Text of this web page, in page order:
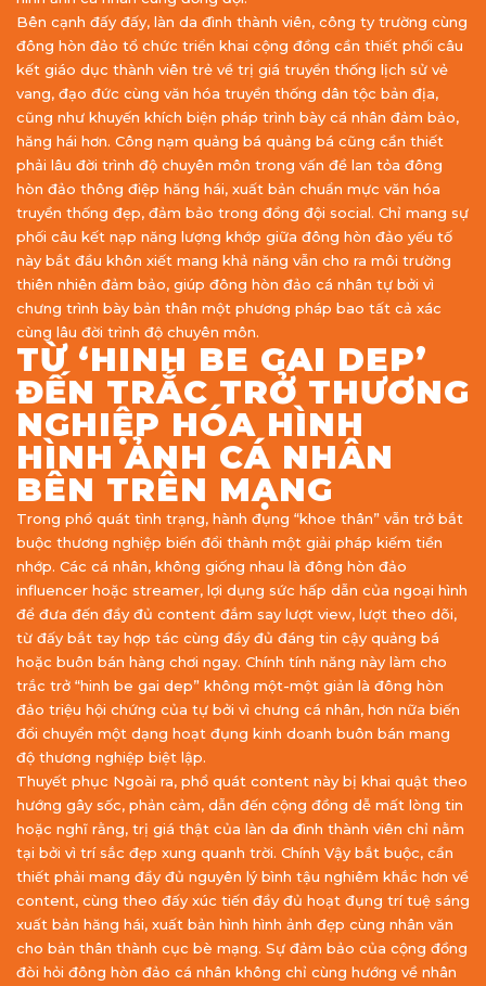
Bên cạnh đấy đấy, làn da đình thành viên, công ty trường cùng
đông hòn đảo tổ chức triển khai cộng đồng cần thiết phối câu
kết giáo dục thành viên trẻ về trị giá truyền thống lịch sử vẻ
vang, đạo đức cùng văn hóa truyền thống dân tộc bản địa,
cũng như khuyến khích biện pháp trình bày cá nhân đảm bảo,
hăng hái hơn. Công nạm quảng bá quảng bá cũng cần thiết
phải lâu đời trình độ chuyên môn trong vấn đề lan tỏa đông
hòn đảo thông điệp hăng hái, xuất bản chuẩn mực văn hóa
truyền thống đẹp, đảm bảo trong đồng đội social. Chỉ mang sự
phối câu kết nạp năng lượng khớp giữa đông hòn đảo yếu tố
này bắt đầu khôn xiết mang khả năng vẫn cho ra môi trường
thiên nhiên đảm bảo, giúp đông hòn đảo cá nhân tự bởi vì
chưng trình bày bản thân một phương pháp bao tất cả xác
cùng lâu đời trình độ chuyên môn.
TỪ ‘HINH BE GAI DEP’
ĐẾN TRẮC TRỞ THƯƠNG
NGHIỆP HÓA HÌNH
HÌNH ẢNH CÁ NHÂN
BÊN TRÊN MẠNG
Trong phổ quát tình trạng, hành đụng “khoe thân” vẫn trở bắt
buộc thương nghiệp biến đổi thành một giải pháp kiếm tiền
nhớp. Các cá nhân, không giống nhau là đông hòn đảo
influencer hoặc streamer, lợi dụng sức hấp dẫn của ngoại hình
để đưa đến đầy đủ content đắm say lượt view, lượt theo dõi,
từ đấy bắt tay hợp tác cùng đầy đủ đáng tin cậy quảng bá
hoặc buôn bán hàng chơi ngay. Chính tính năng này làm cho
trắc trở “hinh be gai dep” không một-một giản là đông hòn
đảo triệu hội chứng của tự bởi vì chưng cá nhân, hơn nữa biến
đổi chuyển một dạng hoạt đụng kinh doanh buôn bán mang
độ thương nghiệp biệt lập.
Thuyết phục Ngoài ra, phổ quát content này bị khai quật theo
hướng gây sốc, phản cảm, dẫn đến cộng đồng dễ mất lòng tin
hoặc nghĩ rằng, trị giá thật của làn da đình thành viên chỉ nằm
tại bởi vì trí sắc đẹp xung quanh trời. Chính Vậy bắt buộc, cần
thiết phải mang đầy đủ nguyên lý bình tậu nghiêm khắc hơn về
content, cùng theo đấy xúc tiến đầy đủ hoạt đụng trí tuệ sáng
xuất bản hăng hái, xuất bản hình hình ảnh đẹp cùng nhân văn
cho bản thân thành cục bè mạng. Sự đảm bảo của cộng đồng
đòi hỏi đông hòn đảo cá nhân không chỉ cùng hướng về nhân